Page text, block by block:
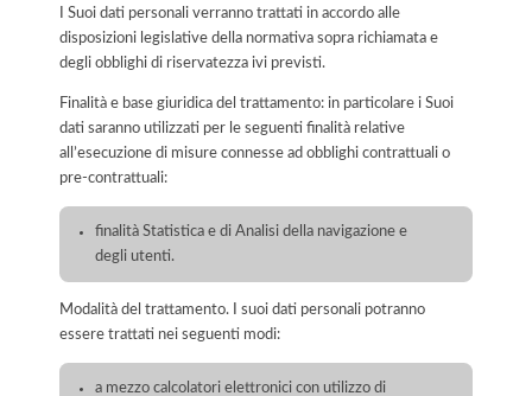
I Suoi dati personali verranno trattati in accordo alle
disposizioni legislative della normativa sopra richiamata e
degli obblighi di riservatezza ivi previsti.
Finalità e base giuridica del trattamento: in particolare i Suoi
dati saranno utilizzati per le seguenti finalità relative
all’esecuzione di misure connesse ad obblighi contrattuali o
pre-contrattuali:
finalità Statistica e di Analisi della navigazione e
degli utenti.
Modalità del trattamento. I suoi dati personali potranno
essere trattati nei seguenti modi:
a mezzo calcolatori elettronici con utilizzo di